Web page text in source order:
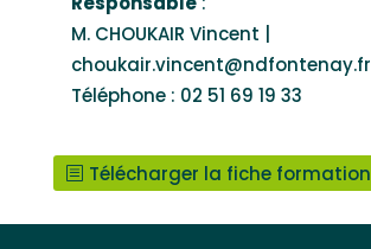
M. CHOUKAIR Vincent |
choukair.vincent@ndfontenay.fr
Téléphone : 02 51 69 19 33
Télécharger la fiche formation